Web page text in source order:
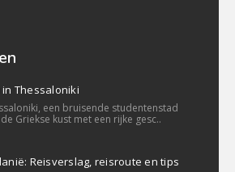
in Thessaloniki
een bruisende studentenstad
Griekse kust met een rijke gesc..
Reisverslag, reisroute en tips